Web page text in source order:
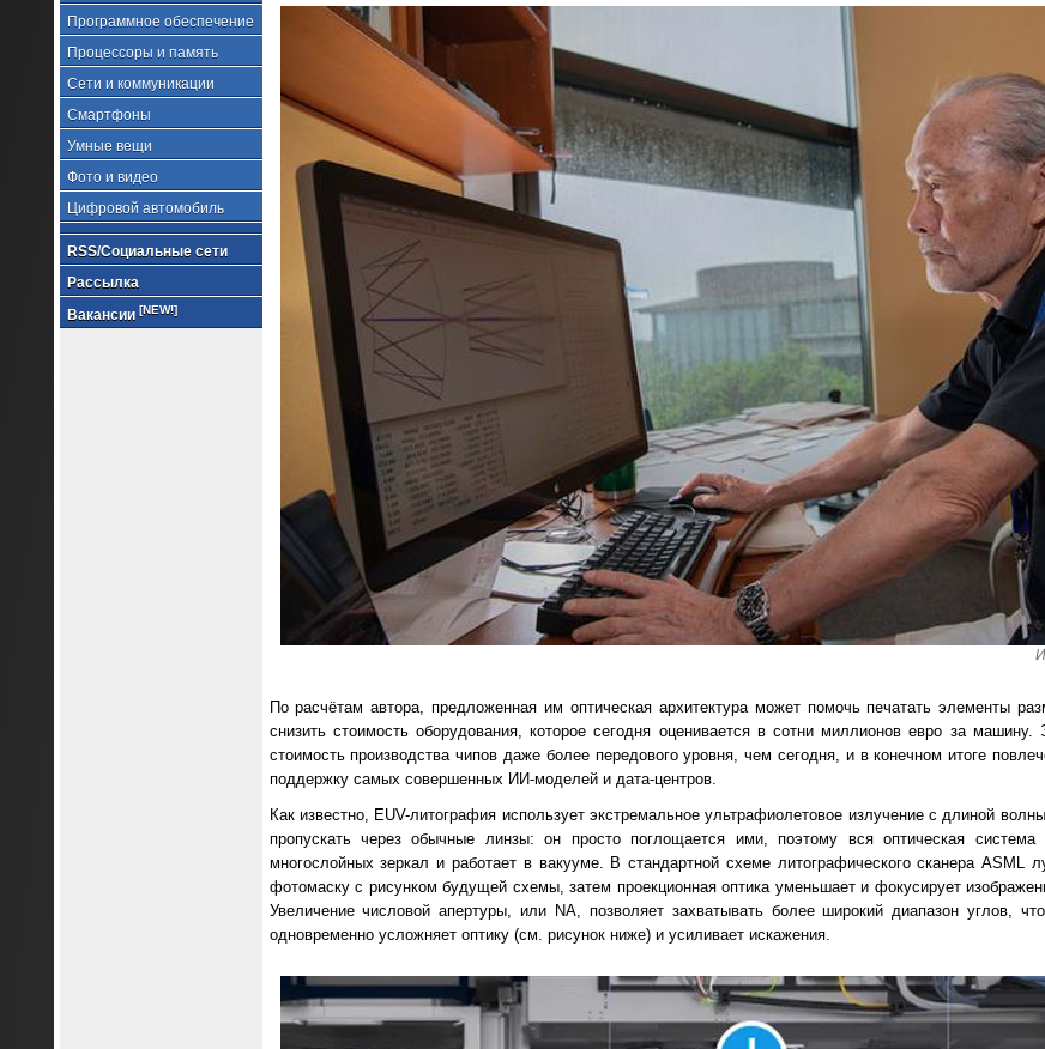
Программное обеспечение
Процессоры и память
Сети и коммуникации
Смартфоны
Умные вещи
Фото и видео
Цифровой автомобиль
RSS/Социальные сети
Рассылка
Вакансии [NEW!]
По расчётам автора, предложенная им оптическая архитектура может помочь печатать элементы
снизить стоимость оборудования, которое сегодня оценивается в сотни миллионов евро за машину.
стоимость производства чипов даже более передового уровня, чем сегодня, и в конечном итоге
поддержку самых совершенных ИИ-моделей и дата-центров.
Как известно, EUV-литография использует экстремальное ультрафиолетовое излучение с длиной
пропускать через обычные линзы: он просто поглощается ими, поэтому вся оптическая система
многослойных зеркал и работает в вакууме. В стандартной схеме литографического сканера ASML
фотомаску с рисунком будущей схемы, затем проекционная оптика уменьшает и фокусирует
Увеличение числовой апертуры, или NA, позволяет захватывать более широкий диапазон углов,
одновременно усложняет оптику (см. рисунок ниже) и усиливает искажения.